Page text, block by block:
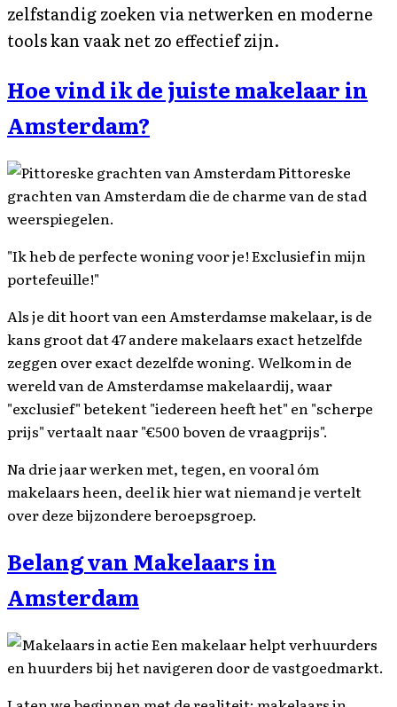
zelfstandig zoeken via netwerken en moderne
tools kan vaak net zo effectief zijn.
Hoe vind ik de juiste makelaar in
Amsterdam?
Pittoreske
grachten van Amsterdam die de charme van de stad
weerspiegelen.
"Ik heb de perfecte woning voor je! Exclusief in mijn
portefeuille!"
Als je dit hoort van een Amsterdamse makelaar, is de
kans groot dat 47 andere makelaars exact hetzelfde
zeggen over exact dezelfde woning. Welkom in de
wereld van de Amsterdamse makelaardij, waar
"exclusief" betekent "iedereen heeft het" en "scherpe
prijs" vertaalt naar "€500 boven de vraagprijs".
Na drie jaar werken met, tegen, en vooral óm
makelaars heen, deel ik hier wat niemand je vertelt
over deze bijzondere beroepsgroep.
Belang van Makelaars in
Amsterdam
Een makelaar helpt verhuurders
en huurders bij het navigeren door de vastgoedmarkt.